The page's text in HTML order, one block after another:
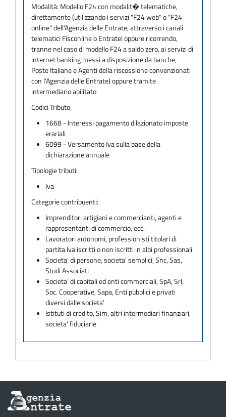
Modalità: Modello F24 con modalit� telematiche,
direttamente (utilizzando i servizi "F24 web" o "F24
online" dell'Agenzia delle Entrate, attraverso i canali
telematici Fisconline o Entratel oppure ricorrendo,
tranne nel caso di modello F24 a saldo zero, ai servizi di
internet banking messi a disposizione da banche,
Poste Italiane e Agenti della riscossione convenzionati
con l'Agenzia delle Entrate) oppure tramite
intermediario abilitato
Codici Tributo:
1668 - Interessi pagamento dilazionato imposte
erariali
6099 - Versamento Iva sulla base della
dichiarazione annuale
Tipologie tributi:
Iva
Categorie contribuenti:
Imprenditori artigiani e commercianti, agenti e
rappresentanti di commercio, ecc.
Lavoratori autonomi, professionisti titolari di
partita Iva iscritti o non iscritti in albi professionali
Societa' di persone, societa' semplici, Snc, Sas,
Studi Associati
Societa' di capitali ed enti commerciali, SpA, Srl,
Soc. Cooperative, Sapa, Enti pubblici e privati
diversi dalle societa'
Istituti di credito, Sim, altri intermediari finanziari,
societa' fiduciarie
Informazioni
sul